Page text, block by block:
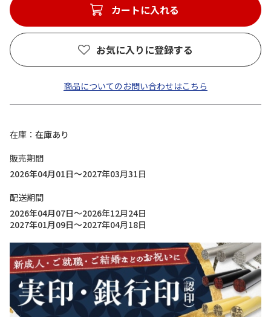
カートに入れる
お気に入りに登録する
商品についてのお問い合わせはこちら
在庫
在庫あり
販売期間
2026年04月01日～2027年03月31日
配送期間
2026年04月07日～2026年12月24日
2027年01月09日～2027年04月18日